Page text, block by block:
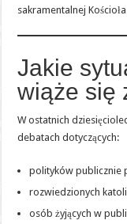
sakramentalnej
Jakie
wiąże się
W ostatnich
debatach dotyczących:
polityków publicznie
rozwiedzionych
osób żyjących w